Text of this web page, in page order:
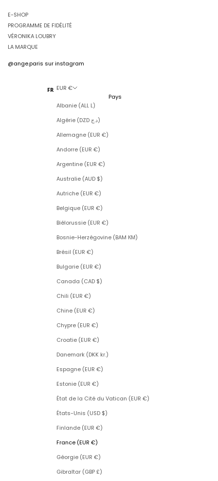
E-SHOP
PROGRAMME DE FIDÉLITÉ
VÉRONIKA LOUBRY
LA MARQUE
@ange.paris sur instagram
FR EUR €
Pays
Albanie (ALL L)
Algérie (DZD د.ج)
Allemagne (EUR €)
Andorre (EUR €)
Argentine (EUR €)
Australie (AUD $)
Autriche (EUR €)
Belgique (EUR €)
Biélorussie (EUR €)
Bosnie-Herzégovine (BAM КМ)
Brésil (EUR €)
Bulgarie (EUR €)
Canada (CAD $)
Chili (EUR €)
Chine (EUR €)
Chypre (EUR €)
Croatie (EUR €)
Danemark (DKK kr.)
Espagne (EUR €)
Estonie (EUR €)
État de la Cité du Vatican (EUR €)
États-Unis (USD $)
Finlande (EUR €)
France (EUR €)
Géorgie (EUR €)
Gibraltar (GBP £)